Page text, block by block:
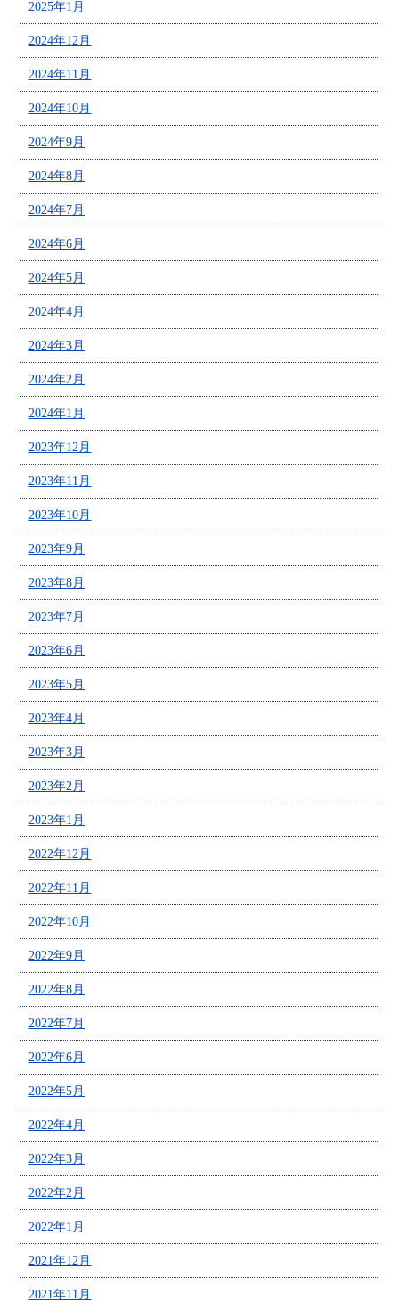
2025年1月
2024年12月
2024年11月
2024年10月
2024年9月
2024年8月
2024年7月
2024年6月
2024年5月
2024年4月
2024年3月
2024年2月
2024年1月
2023年12月
2023年11月
2023年10月
2023年9月
2023年8月
2023年7月
2023年6月
2023年5月
2023年4月
2023年3月
2023年2月
2023年1月
2022年12月
2022年11月
2022年10月
2022年9月
2022年8月
2022年7月
2022年6月
2022年5月
2022年4月
2022年3月
2022年2月
2022年1月
2021年12月
2021年11月